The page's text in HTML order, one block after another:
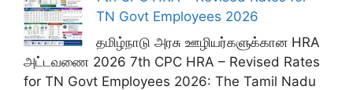
TN Govt Employees 2026
தமிழ்நாடு அரசு ஊழியர்களுக்கான HRA
அட்டவணை 2026 7th CPC HRA – Revised Rates
for TN Govt Employees 2026: The Tamil Nadu